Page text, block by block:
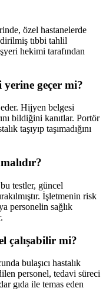
özel hastanelerde
tıbbi tahlil
hekimi tarafından
geçer mi?
Hijyen belgesi
bildiğini kanıtlar. Portör
taşıyıp taşımadığını
testler, güncel
İşletmenin risk
personelin sağlık
çalışabilir mi?
bulaşıcı hastalık
personel, tedavi süreci
gıda ile temas eden